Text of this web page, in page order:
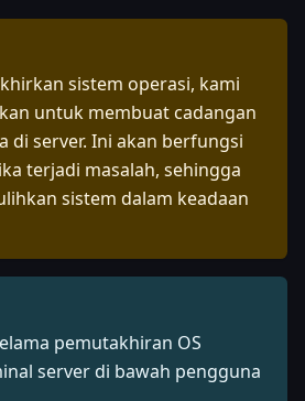
sistem operasi, kami
untuk membuat cadangan
di server. Ini akan berfungsi
terjadi masalah, sehingga
sistem dalam keadaan
pemutakhiran OS
server di bawah pengguna